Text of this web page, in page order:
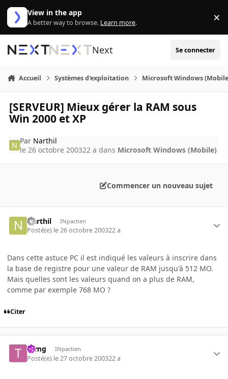
Aller au contenu
View in the app
A better way to browse. Learn more. ×
Next Se connecter
Accueil Systèmes d'exploitation Microsoft Windows
[SERVEUR] Mieux gérer la RAM sous
Win 2000 et XP
Par Narthil
le 26 octobre 200322 a dans Microsoft Windows (Mobile)
Commencer un nouveau sujet
Narthil INpactien
Posté(e) le 26 octobre 200322 a
Dans cette astuce PC il est indiqué les valeurs à inscrire dans
la base de registre pour une valeur de RAM jusqu'à 512 MO.
Mais quelles sont les valeurs quand on a plus de RAM,
comme par exemple 768 MO ?
Citer
tomg INpactien
Posté(e) le 27 octobre 200322 a